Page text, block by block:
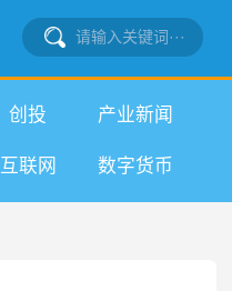
创投 产业新闻
互联网 数字货币